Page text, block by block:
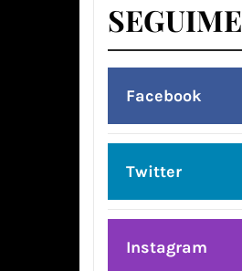
SEGUIME
Facebook
Twitter
Instagram